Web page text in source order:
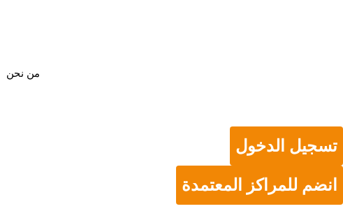
من نحن
تسجيل الدخول
انضم للمراكز المعتمدة